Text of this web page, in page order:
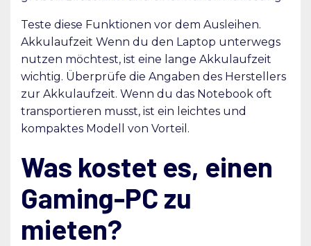
Teste diese Funktionen vor dem Ausleihen.
Akkulaufzeit Wenn du den Laptop unterwegs
nutzen möchtest, ist eine lange Akkulaufzeit
wichtig. Überprüfe die Angaben des Herstellers
zur Akkulaufzeit. Wenn du das Notebook oft
transportieren musst, ist ein leichtes und
kompaktes Modell von Vorteil.
Was kostet es, einen
Gaming-PC zu
mieten?